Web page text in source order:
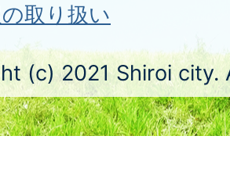
取り扱い
(c) 2021 Shiroi city.